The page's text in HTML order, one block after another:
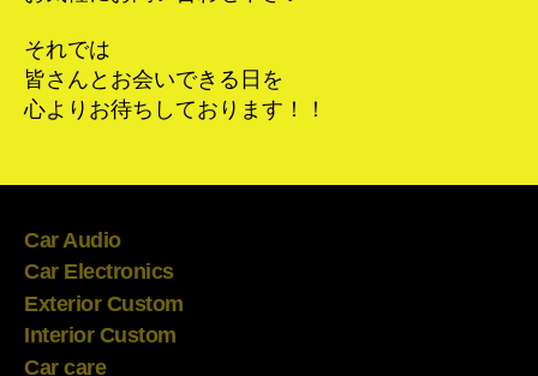
それでは
皆さんとお会いできる日を
心よりお待ちしております！！
Car Audio
Car Electronics
Exterior Custom
Interior Custom
Car care